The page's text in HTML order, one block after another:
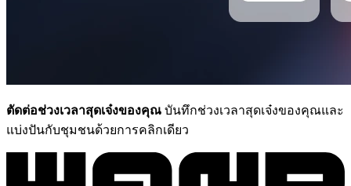
ตัดต่อช่วงเวลาสุดเจ๋งของคุณ บันทึกช่วงเวลาสุดเจ๋งของคุณและ
แบ่งปันกับชุมชนด้วยการคลิกเดียว